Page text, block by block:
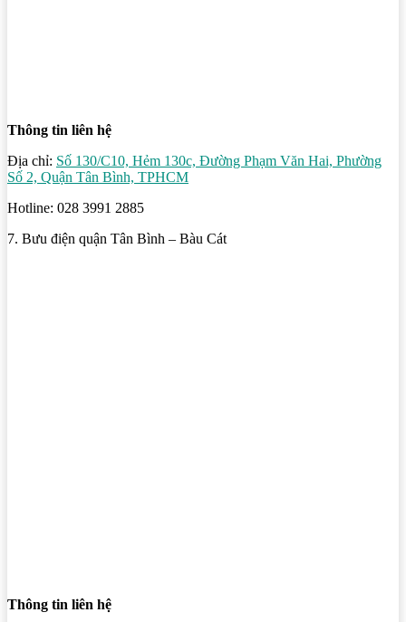
Thông tin liên hệ
Địa chỉ: Số 130/C10, Hẻm 130c, Đường Phạm Văn Hai, Phường
Số 2, Quận Tân Bình, TPHCM
Hotline: 028 3991 2885
7. Bưu điện quận Tân Bình – Bàu Cát
Thông tin liên hệ